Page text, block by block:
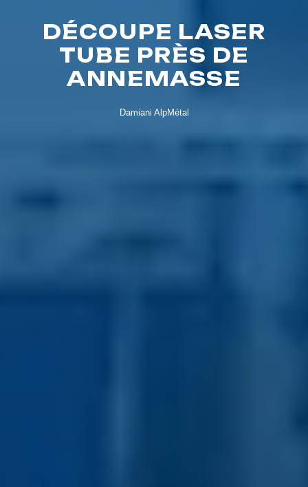
DÉCOUPE LASER
TUBE PRÈS DE
ANNEMASSE
Damiani AlpMétal